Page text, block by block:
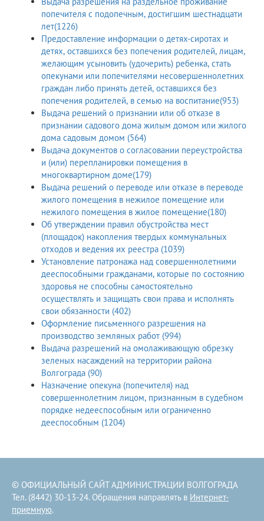
попечителя с подопечным, достигшим шестнадцати
лет(1226)
Предоставление информации о детях-сиротах и
детях, оставшихся без попечения родителей, лицам,
желающим усыновить (удочерить) ребенка, стать
опекунами или попечителями несовершеннолетних
граждан либо принять детей, оставшихся без
попечения родителей, в семью на воспитание(953)
Выдача решений о признании или об отказе в
признании садового дома жилым домом или жилого
дома садовым домом (564)
Выдача документов о согласовании переустройства
и (или) перепланировки помещения в
многоквартирном доме(179)
Выдача решений о переводе или отказе в переводе
жилого помещения в нежилое помещение или
нежилого помещения в жилое помещение(180)
Об утверждении правил обустройства мест
(площадок) накопления твердых коммунальных
отходов и ведения их реестра (1039)
Установление патронажа над совершеннолетними
дееспособными гражданами, которые по состоянию
здоровья не способны самостоятельно
осуществлять и защищать свои права и исполнять
свои обязанности (402)
Оформление письменного разрешения на
производство земляных работ (994)
Выдача разрешений на омолаживающую обрезку
зеленых насаждений на территории района
Волгограда (90)
Назначение опекуна (попечителя) над
совершеннолетним лицом, признанным в судебном
порядке недееспособным или ограниченно
дееспособным (1204)
© ОФИЦИАЛЬНЫЙ САЙТ АДМИНИСТРАЦИИ ВОЛГОГРАДА
Тел. (8442) 30-13-24. Обращения направлять в Интернет-
приемную.